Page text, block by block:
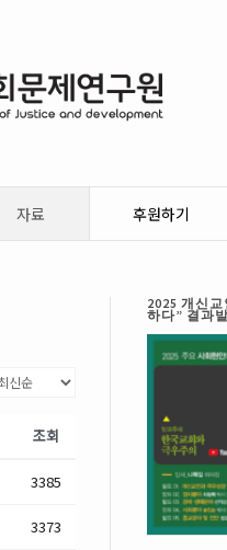
자료 후원하기
조회
3385
3373
2025 개신
하다” 결과